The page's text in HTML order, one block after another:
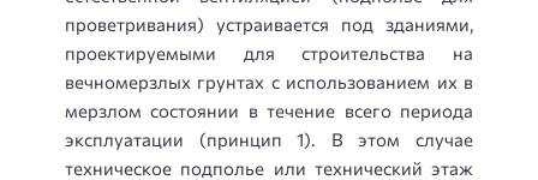
проветривания) устраивается под зданиями,
проектируемыми для строительства на
вечномерзлых грунтах с использованием их в
мерзлом состоянии в течение всего периода
эксплуатации (принцип 1). В этом случае
техническое подполье или технический этаж